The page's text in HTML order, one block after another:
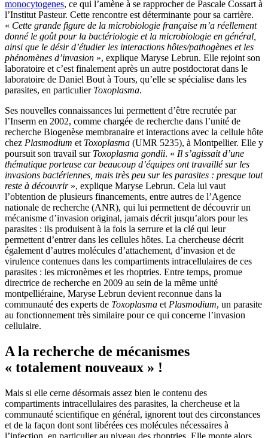
monocytogenes, ce qui l’amène à se rapprocher de Pascale Cossart à
l’Institut Pasteur. Cette rencontre est déterminante pour sa carrière.
« Cette grande figure de la microbiologie française m’a réellement
donné le goût pour la bactériologie et la microbiologie en général,
ainsi que le désir d’étudier les interactions hôtes/pathogènes et les
phénomènes d’invasion », explique Maryse Lebrun. Elle rejoint son
laboratoire et c’est finalement après un autre postdoctorat dans le
laboratoire de Daniel Bout à Tours, qu’elle se spécialise dans les
parasites, en particulier Toxoplasma.
Ses nouvelles connaissances lui permettent d’être recrutée par
l’Inserm en 2002, comme chargée de recherche dans l’unité de
recherche Biogenèse membranaire et interactions avec la cellule hôte
chez Plasmodium et Toxoplasma (UMR 5235), à Montpellier. Elle y
poursuit son travail sur Toxoplasma gondii. « Il s’agissait d’une
thématique porteuse car beaucoup d’équipes ont travaillé sur les
invasions bactériennes, mais très peu sur les parasites : presque tout
reste à découvrir», explique Maryse Lebrun. Cela lui vaut
l’obtention de plusieurs financements, entre autres de l’Agence
nationale de recherche (ANR), qui lui permettent de découvrir un
mécanisme d’invasion original, jamais décrit jusqu’alors pour les
parasites : ils produisent à la fois la serrure et la clé qui leur
permettent d’entrer dans les cellules hôtes. La chercheuse décrit
également d’autres molécules d’attachement, d’invasion et de
virulence contenues dans les compartiments intracellulaires de ces
parasites : les micronèmes et les rhoptries. Entre temps, promue
directrice de recherche en 2009 au sein de la même unité
montpelliéraine, Maryse Lebrun devient reconnue dans la
communauté des experts de Toxoplasma et Plasmodium, un parasite
au fonctionnement très similaire pour ce qui concerne l’invasion
cellulaire.
A la recherche de mécanismes
« totalement nouveaux » !
Mais si elle cerne désormais assez bien le contenu des
compartiments intracellulaires des parasites, la chercheuse et la
communauté scientifique en général, ignorent tout des circonstances
et de la façon dont sont libérées ces molécules nécessaires à
l’infection, en particulier au niveau des rhoptries. Elle monte alors